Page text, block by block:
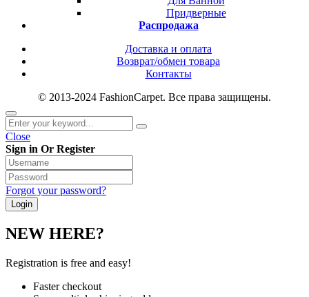
Придверные
Распродажа
Доставка и оплата
Возврат/обмен товара
Контакты
© 2013-2024 FashionCarpet. Все права защищены.
Close
Sign in Or Register
Forgot your password?
NEW HERE?
Registration is free and easy!
Faster checkout